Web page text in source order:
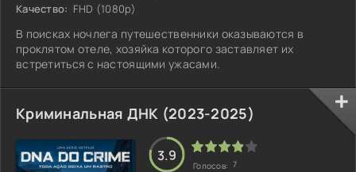
Качество: FHD (1080p)
В поисках ночлега путешественники оказываются в
проклятом отеле, хозяйка которого заставляет их
встретиться с настоящими ужасами.
Криминальная ДНК (2023-2025)
3.9
Голосов: 7